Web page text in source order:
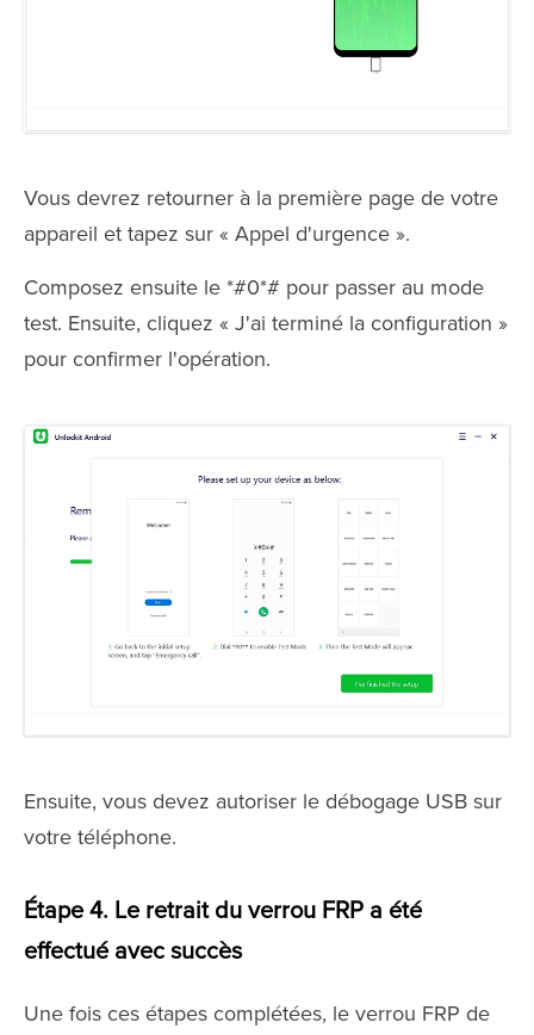
Vous devrez retourner à la première page de votre
appareil et tapez sur « Appel d'urgence ».
Composez ensuite le *#0*# pour passer au mode
test. Ensuite, cliquez « J'ai terminé la configuration »
pour confirmer l'opération.
Ensuite, vous devez autoriser le débogage USB sur
votre téléphone.
Étape 4. Le retrait du verrou FRP a été
effectué avec succès
Une fois ces étapes complétées, le verrou FRP de